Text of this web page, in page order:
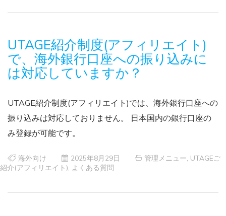
UTAGE紹介制度(アフィリエイト)
で、海外銀行口座への振り込みに
は対応していますか？
UTAGE紹介制度(アフィリエイト)では、海外銀行口座への
振り込みは対応しておりません。 日本国内の銀行口座の
み登録が可能です。
海外向け 2025年8月29日 管理メニュー UTAGEご
紹介(アフィリエイト) よくある質問